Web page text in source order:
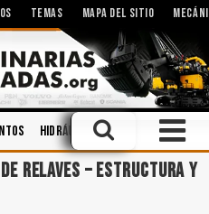
TEMAS MAPA DEL SITIO
Hidráulica Minería
RELAVES – ESTRUCTURA Y